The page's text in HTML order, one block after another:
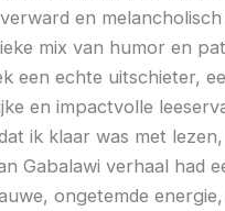
en melancholisch
mix van humor en
een echte uitschieter,
en impactvolle
ik klaar was met
Gabalawi verhaal had
ongetemde